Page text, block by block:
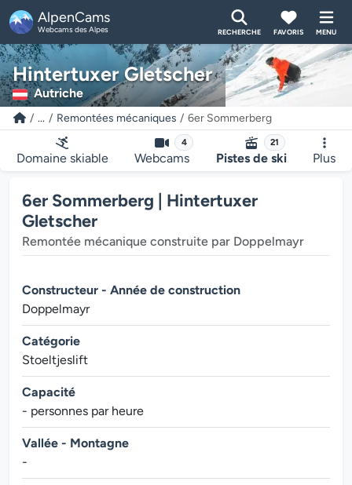
AlpenCams
Webcams des Alpes RECHERCHE FAVORIS MENU
Hintertuxer Gletscher
Autriche
... Remontées mécaniques 6er Sommerberg
Domaine skiable
4
Webcams
21
Pistes de ski Plus
6er Sommerberg | Hintertuxer
Gletscher
Remontée mécanique construite par Doppelmayr
Constructeur - Année de construction
Doppelmayr
Catégorie
Stoeltjeslift
Capacité
- personnes par heure
Vallée - Montagne
-